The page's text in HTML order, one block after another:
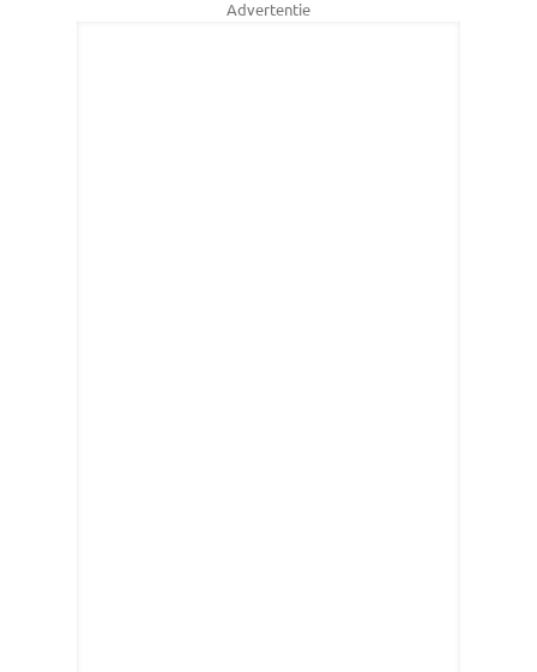
Advertentie